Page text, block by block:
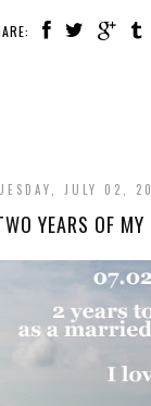
JULY 02,
YEARS OF MY